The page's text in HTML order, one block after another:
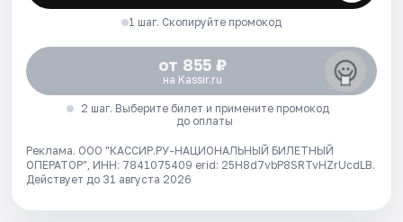
1 шаг. Скопируйте промокод
от 855 ₽
на Kassir.ru
2 шаг. Выберите билет и примените промокод
до оплаты
Реклама. ООО "КАССИР.РУ-НАЦИОНАЛЬНЫЙ БИЛЕТНЫЙ
ОПЕРАТОР", ИНН: 7841075409 erid: 25H8d7vbP8SRTvHZrUcdLB.
Действует до 31 августа 2026